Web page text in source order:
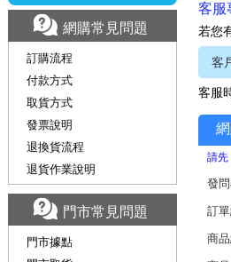
客服
若您
客
客服
請先
發
訂
商
網購常見問題
訂購流程
付款方式
取貨方式
發票說明
退換貨流程
退貨作業說明
門市常見問題
門市據點